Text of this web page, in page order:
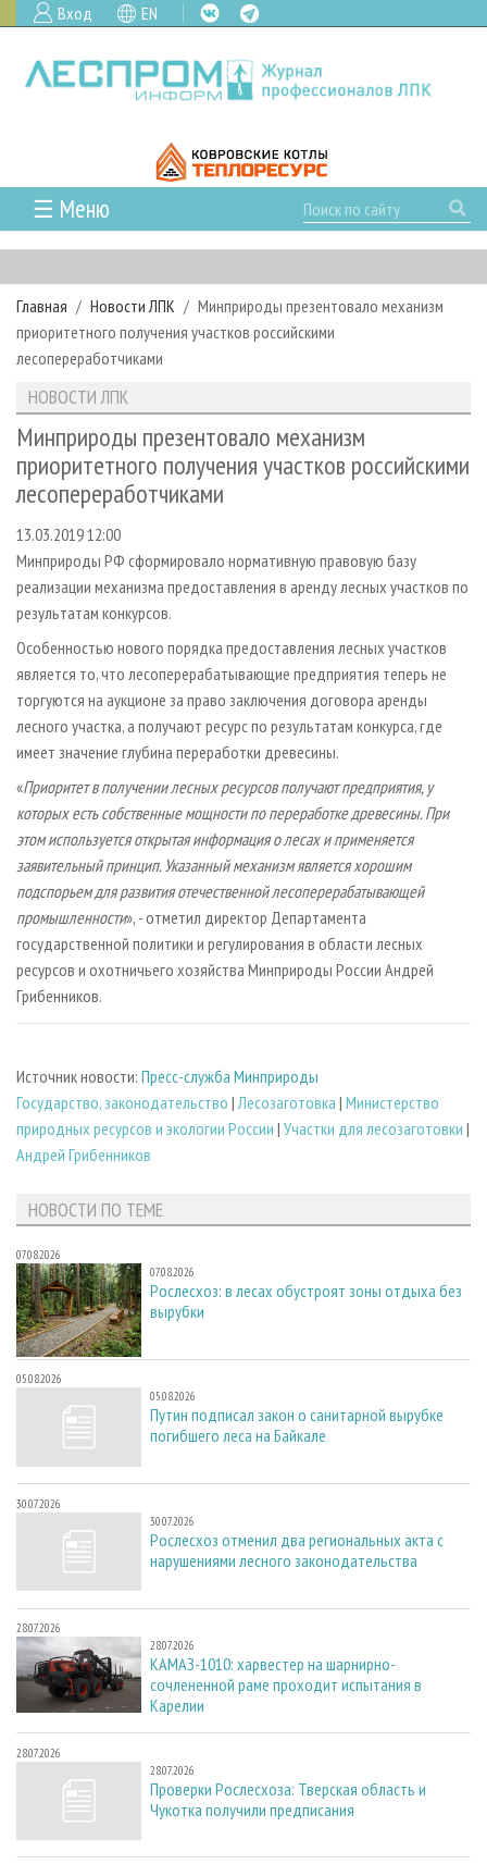
Вход EN
☰ Меню
ГЛАВНАЯ
РУБРИКИ И ТЕМЫ
РУБРИКИ ЖУРНАЛА
ЛЕСНОЕ ХОЗЯЙСТВО
ЛЕСОЗАГОТОВКА
ЛЕСОПИЛЕНИЕ
ДЕРЕВООБРАБОТКА
СУШКА ДРЕВЕСИНЫ
ПРОИЗВОДСТВО ДРЕВЕСНЫХ ПЛИТ
ДЕРЕВЯННОЕ ДОМОСТРОЕНИЕ
ПРОИЗВОДСТВО МЕБЕЛИ
БИОЭНЕРГЕТИКА
ЦБП
ИНСТРУМЕНТ И МАТЕРИАЛЫ
НОВОСТИ
КАЛЕНДАРЬ СОБЫТИЙ
НОВОСТИ ЛПК
НОВОСТИ ЖУРНАЛА
НОВОСТИ КОМПАНИЙ
ПРОЕКТЫ ЛПИ
АНАЛИТИКА
ПРЕДПРИЯТИЯ ЛПК
ЛЕСНЫЕ РЕГИОНЫ РОССИИ
ПЕРСОНЫ
МОБИЛЬНЫЕ ВЫСТАВКИ
ОФИЦИАЛЬНЫЕ ДЕЛЕГАЦИИ
ПРИОРИТЕТНЫЕ ИНВЕСТПРОЕКТЫ
RUSSIAN FORESTRY REVIEW
ГАЗЕТА ЛЕСПРОМФОРУМ
БИБЛИОТЕКА СПЕЦИАЛИСТА
АРХИВ
АРХИВ ЖУРНАЛОВ
СТАТЬИ
О ЖУРНАЛЕ
ПОДПИСКА
КОНТАКТЫ
РЕКЛАМОДАТЕЛЯМ
РЕКЛАМА
РЕКЛАМА НА САЙТЕ
Главная Новости ЛПК
Минприроды презентовало механизм
приоритетного получения участков российскими
лесопереработчиками
НОВОСТИ ЛПК
Минприроды презентовало механизм
приоритетного получения участков российскими
лесопереработчиками
13.03.2019 12:00
Минприроды РФ сформировало нормативную правовую базу
реализации механизма предоставления в аренду лесных участков по
результатам конкурсов.
Особенностью нового порядка предоставления лесных участков
является то, что лесоперерабатывающие предприятия теперь не
торгуются на аукционе за право заключения договора аренды
лесного участка, а получают ресурс по результатам конкурса, где
имеет значение глубина переработки древесины.
«Приоритет в получении лесных ресурсов получают предприятия, у
которых есть собственные мощности по переработке древесины. При
этом используется открытая информация о лесах и применяется
заявительный принцип. Указанный механизм является хорошим
подспорьем для развития отечественной лесоперерабатывающей
промышленности», - отметил директор Департамента
государственной политики и регулирования в области лесных
ресурсов и охотничьего хозяйства Минприроды России Андрей
Грибенников.
Источник новости: Пресс-служба Минприроды
Государство, законодательство |Лесозаготовка | Министерство
природных ресурсов и экологии России | Участки для лесозаготовки |
Андрей Грибенников
НОВОСТИ ПО ТЕМЕ
07.08.2026
07.08.2026
Рослесхоз: в лесах обустроят зоны отдыха без
вырубки
05.08.2026
05.08.2026
Путин подписал закон о санитарной вырубке
погибшего леса на Байкале
30.07.2026
30.07.2026
Рослесхоз отменил два региональных акта с
нарушениями лесного законодательства
28.07.2026
28.07.2026
КАМАЗ-1010: харвестер на шарнирно-
сочлененной раме проходит испытания в
Карелии
28.07.2026
28.07.2026
Проверки Рослесхоза: Тверская область и
Чукотка получили предписания